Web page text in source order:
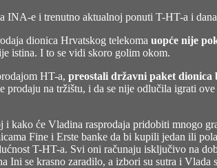
INA-e i trenutno aktualnoj ponuti T-HT-a i
dionica Hrvatskog telekoma uopće nije
istina. I to se vidi skoro golim okom.
HT-a, preostali državni paket dionica
prodaju na tržištu, i da se nije odlučila igrati
kako će Vladina rasprodaja pridobiti mnogo
Fine i Erste banke da bi kupili jedan ili
T-HT-a. Svi oni računaju isključivo na
Ini se krasno zaradilo, a izbori su sutra i